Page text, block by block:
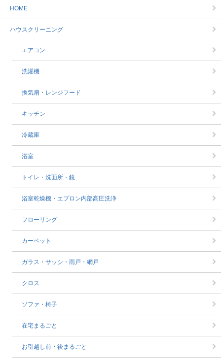
HOME
ハウスクリーニング
エアコン
洗濯機
換気扇・レンジフード
キッチン
冷蔵庫
浴室
トイレ・洗面所・鏡
浴室乾燥機・エプロン内部高圧洗浄
フローリング
カーペット
ガラス・サッシ・雨戸・網戸
クロス
ソファ・椅子
在宅まるごと
お引越し前・後まるごと